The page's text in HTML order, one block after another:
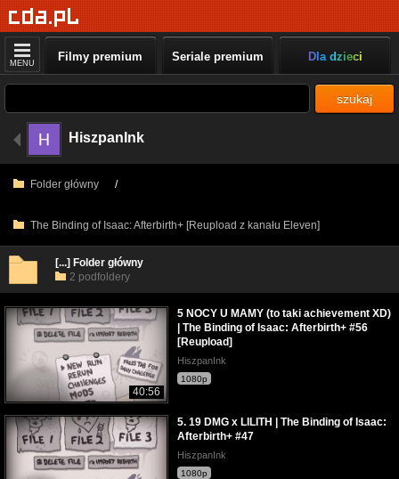
MENU Filmy premium Seriale premium Dla dzieci
szukaj
HiszpanInk
Folder główny /
The Binding of Isaac: Afterbirth+ [Reupload z kanału Eleven]
[...] Folder główny
2 podfoldery
40:56
5 NOCY U MAMY (to taki achievement XD)
| The Binding of Isaac: Afterbirth+ #56
[Reupload]
HiszpanInk
1080p
5. 19 DMG x LILITH | The Binding of Isaac:
Afterbirth+ #47
HiszpanInk
1080p